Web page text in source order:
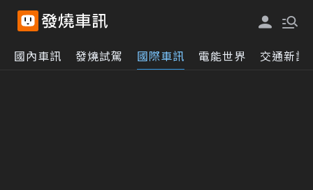
國內車訊 發燒試駕 國際車訊 電能世界 交通新訊